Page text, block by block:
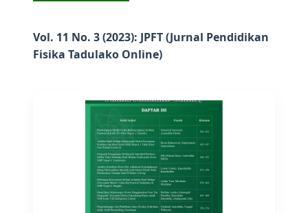
Vol. 11 No. 3 (2023): JPFT (Jurnal Pendidikan
Fisika Tadulako Online)